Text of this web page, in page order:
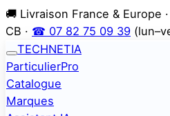
🚚 Livraison France & Europe
CB · ☎ 07 82 75 09 39
TECHNETIA
ParticulierPro
Catalogue
Marques